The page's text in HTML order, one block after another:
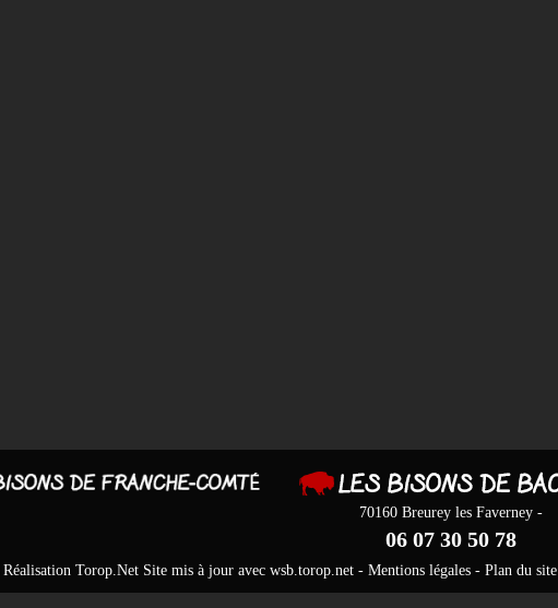
70160 Breurey les Faverney -
06 07 30 50 78
Torop.NetSite mis à jour avec wsb.torop.net- Mentions légales- Plan du site